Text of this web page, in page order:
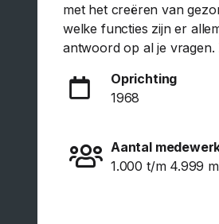
met het creëren van
welke functies zijn er
antwoord op al je
Oprichting
1968
Aantal
1.000 t/m 4.999